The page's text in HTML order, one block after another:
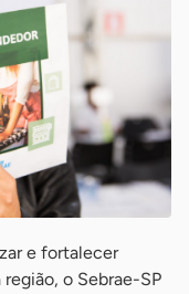
e fortalecer
o Sebrae-SP